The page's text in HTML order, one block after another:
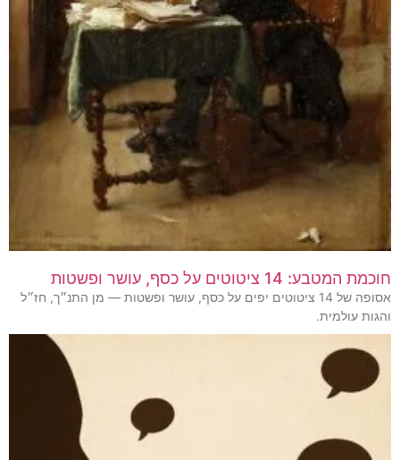
חוכמת המטבע: 14 ציטוטים על כסף, עושר ופשטות
אסופה של 14 ציטוטים יפים על כסף, עושר ופשטות — מן התנ״ך, חז״ל
והגות עולמית.